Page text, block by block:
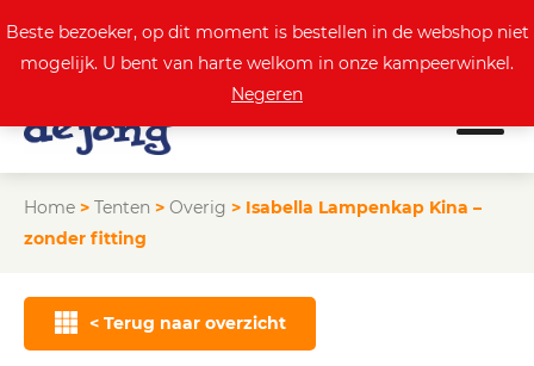
Actuele aanbod
Home > Tenten > Overig > Isabella Lampenkap Kina –
zonder fitting
< Terug naar overzicht
Beste bezoeker, op dit moment is bestellen in de webshop niet
mogelijk. U bent van harte welkom in onze kampeerwinkel.
Negeren